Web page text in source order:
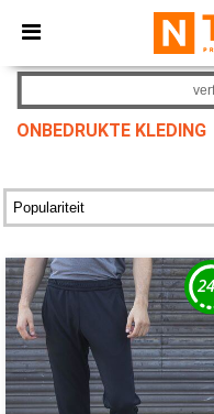
× Ntextil-app
Betere prijzen in de
ONBEDRUKTE KLEDING